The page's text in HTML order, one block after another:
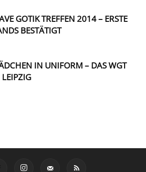
GOTIK TREFFEN 2014 – ERSTE
BESTÄTIGT
IN UNIFORM – DAS WGT